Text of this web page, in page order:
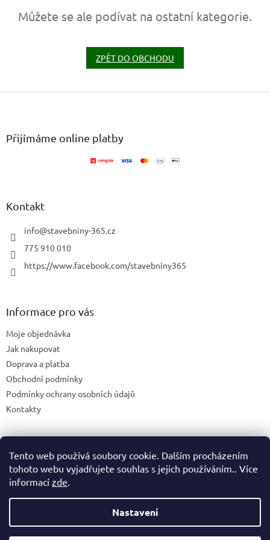
Tento web používá soubory cookie. Dalším procházením
tohoto webu vyjadřujete souhlas s jejich používáním.. Více
informací zde.
Nastavení
Můžete se ale podívat na ostatní kategorie.
ZPĚT DO OBCHODU
Z
Přijímáme online platby
Kontakt
info@stavebniny-365.cz
775 910 010
https://www.facebook.com/stavebniny365
Informace pro vás
Moje objednávka
Jak nakupovat
Doprava a platba
Obchodní podmínky
Podmínky ochrany osobních údajů
Kontakty
Blog
Vytvořil Shoptet